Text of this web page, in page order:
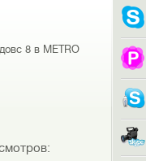
8 в METRO